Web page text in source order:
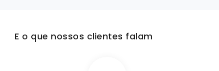
E o que nossos clientes falam